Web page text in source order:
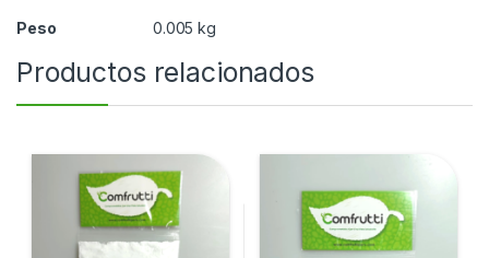
Peso 0.005 kg
Productos relacionados